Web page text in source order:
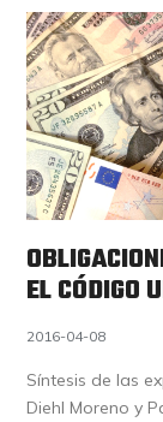
EL CÓDIGO
2016-04-08
Síntesis de las
Diehl Moreno y